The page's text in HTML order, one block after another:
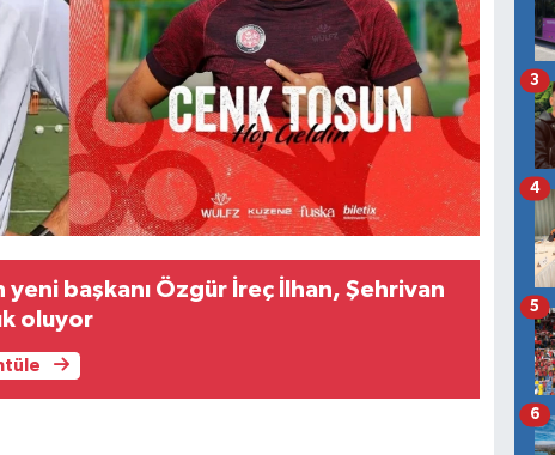
yeni başkanı Özgür İreç İlhan, Şehrivan
oluyor
3
4
5
6